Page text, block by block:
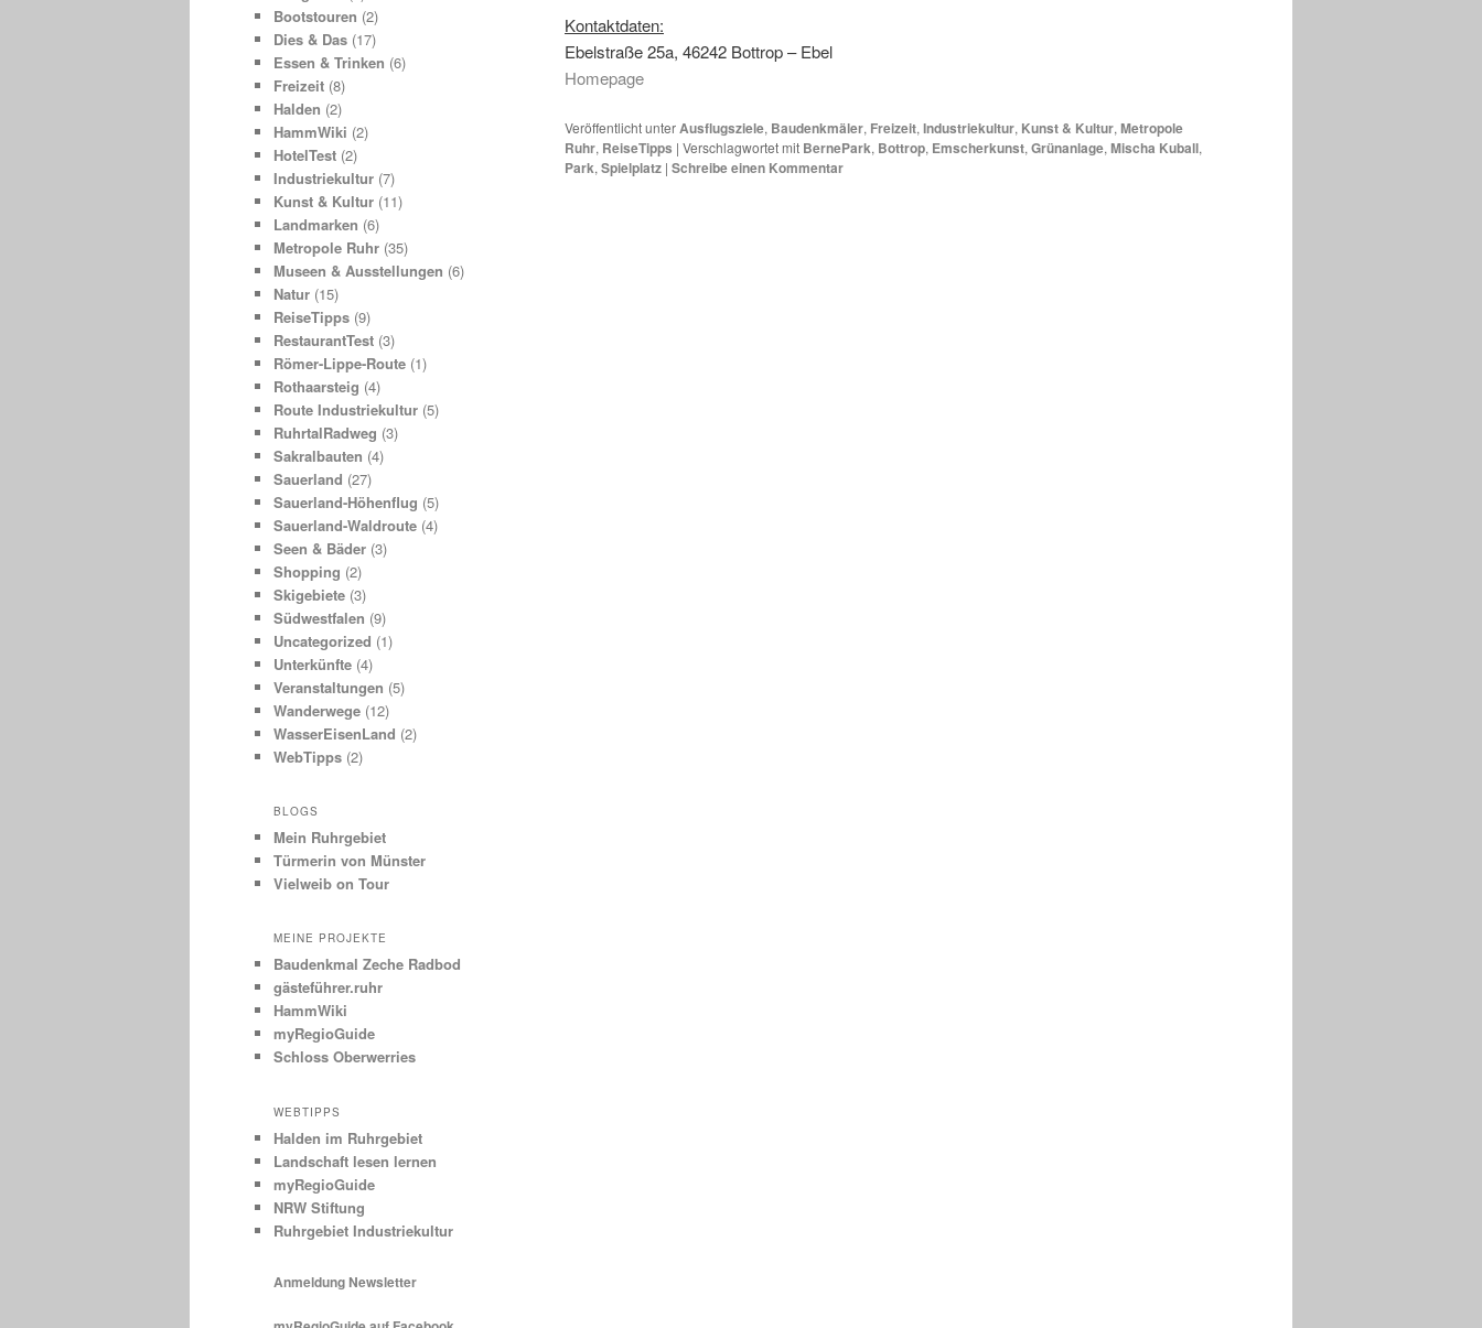
Kontaktdaten:
Ebelstraße 25a, 46242 Bottrop – Ebel
Homepage
Veröffentlicht unterAusflugsziele, Baudenkmäler, Freizeit,Industriekultur, Kunst & Kultur,Metropole
Ruhr, ReiseTipps | Verschlagwortet mit BernePark, Bottrop, Emscherkunst,Grünanlage,Mischa Kuball,
Park,Spielplatz | Schreibe einen Kommentar
Bootstouren (2)
Dies & Das (17)
Essen & Trinken (6)
Freizeit (8)
Halden (2)
HammWiki (2)
HotelTest (2)
Industriekultur (7)
Kunst & Kultur (11)
Landmarken (6)
Metropole Ruhr (35)
Museen & Ausstellungen (6)
Natur (15)
ReiseTipps (9)
RestaurantTest (3)
Römer-Lippe-Route (1)
Rothaarsteig (4)
Route Industriekultur (5)
RuhrtalRadweg (3)
Sakralbauten (4)
Sauerland (27)
Sauerland-Höhenflug (5)
Sauerland-Waldroute (4)
Seen & Bäder (3)
Shopping (2)
Skigebiete (3)
Südwestfalen (9)
Uncategorized (1)
Unterkünfte (4)
Veranstaltungen (5)
Wanderwege (12)
WasserEisenLand (2)
WebTipps (2)
BLOGS
Mein Ruhrgebiet
Türmerin von Münster
Vielweib on Tour
MEINE PROJEKTE
Baudenkmal Zeche Radbod
gästeführer.ruhr
HammWiki
myRegioGuide
Schloss Oberwerries
WEBTIPPS
Halden im Ruhrgebiet
Landschaft lesen lernen
myRegioGuide
NRW Stiftung
Ruhrgebiet Industriekultur
Anmeldung Newsletter